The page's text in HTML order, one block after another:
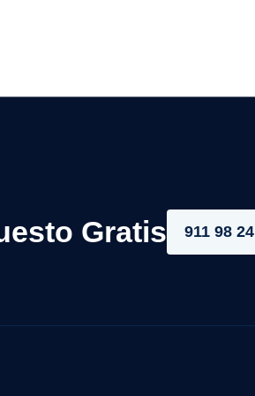
Gratis 911 98